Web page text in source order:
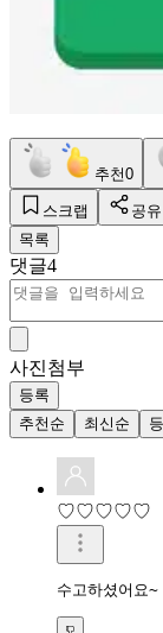
추천0
스크랩 공유
목록
댓글4
사진첨부
등록
추천순
최신순
♡♡♡♡♡
수고하셨어요~